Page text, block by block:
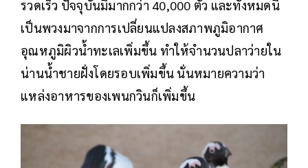
รวดเร็ว ปัจจุบันมีมากกว่า 40,000 ตัว และทั้งหมดนี้
เป็นพวงมาจากการเปลี่ยนแปลงสภาพภูมิอากาศ
อุณหภูมิผิวน้ำทะเลเพิ่มขึ้น ทำให้จำนวนปลาว่ายใน
น่านน้ำชายฝั่งโดยรอบเพิ่มขึ้น นั่นหมายความว่า
แหล่งอาหารของเพนกวินก็เพิ่มขึ้น